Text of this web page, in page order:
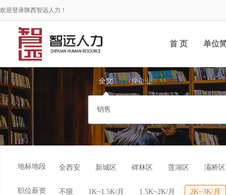
欢迎登录陕西智远人力！
首 页 单位
全文 搜企业
地标地段 全西安 新城区 碑林区 莲湖区 灞桥区
职位薪资 不限 1K~1.5K/月 1.5K~2K/月 2K~3K/月